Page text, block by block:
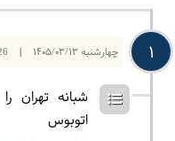
1 چهارشنبه | 1405/03/13
شبانه تهران
اتوبوس